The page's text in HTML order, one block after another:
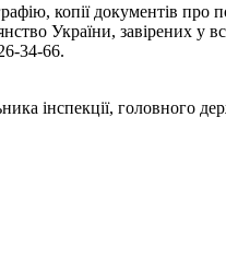
копії документів про
України, завірених у
34-66.
інспекції, головного